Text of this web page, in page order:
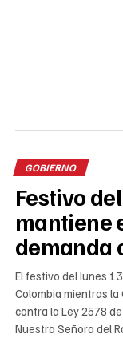
GOBIERNO
Festivo
mantiene
demanda
El festivo del lunes
Colombia mientras
contra la Ley 2578
Nuestra Señora del